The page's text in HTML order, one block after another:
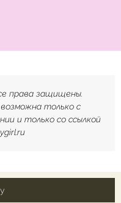
права защищены.
только с
и только со ссылкой